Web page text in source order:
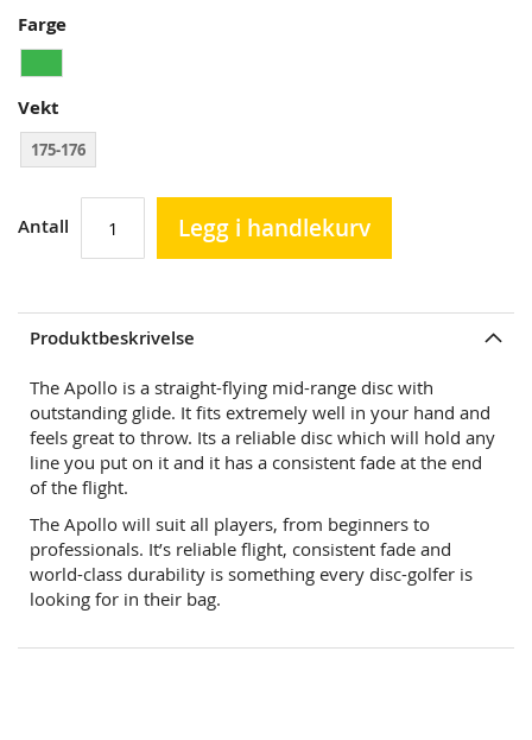
Farge
Vekt
175-176
Antall Legg i handlekurv
Produktbeskrivelse
The Apollo is a straight-flying mid-range disc with
outstanding glide. It fits extremely well in your hand and
feels great to throw. Its a reliable disc which will hold any
line you put on it and it has a consistent fade at the end
of the flight.
The Apollo will suit all players, from beginners to
professionals. It’s reliable flight, consistent fade and
world-class durability is something every disc-golfer is
looking for in their bag.